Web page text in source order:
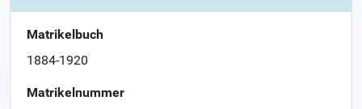
Matrikelbuch
1884-1920
Matrikelnummer